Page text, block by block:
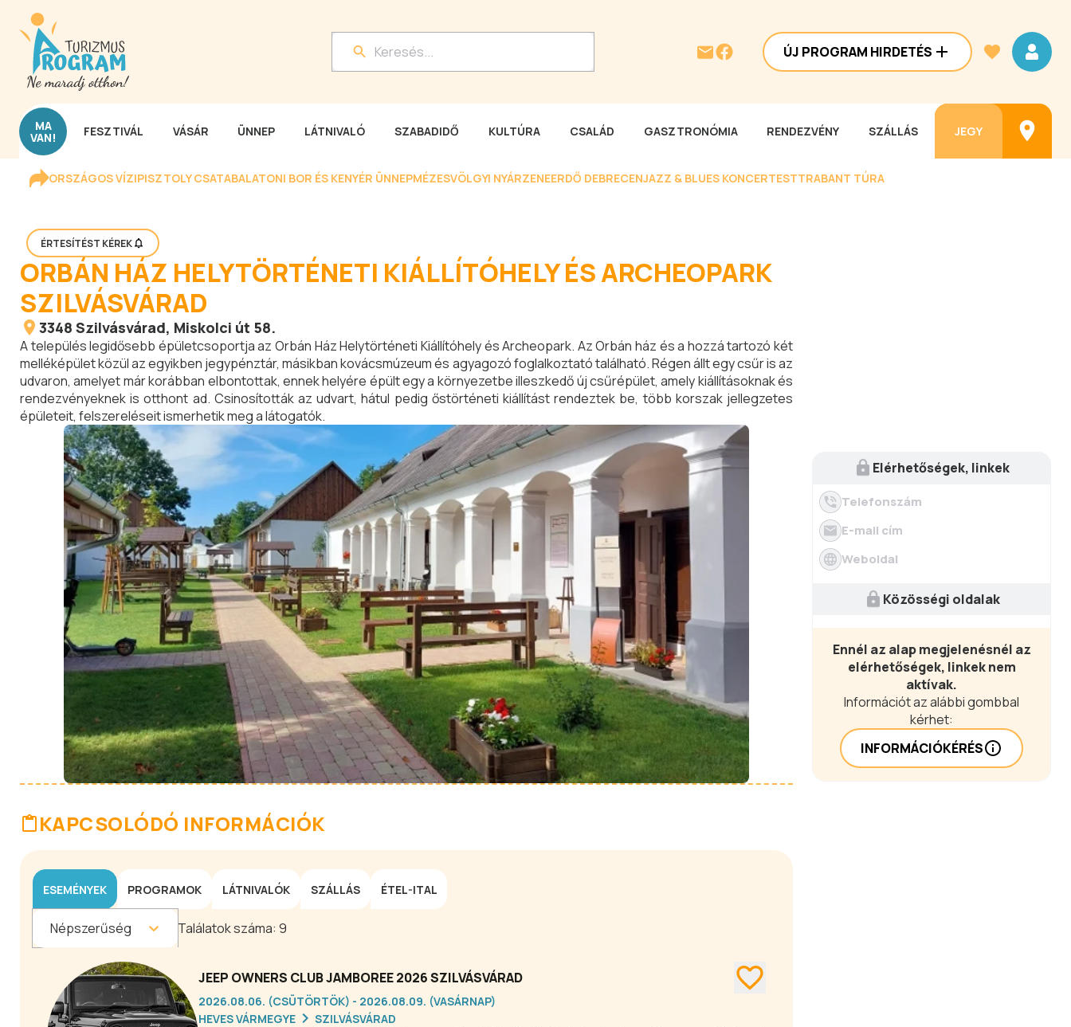
ÚJ PROGRAM HIRDETÉS
MA
VAN! FESZTIVÁL VÁSÁR ÜNNEP LÁTNIVALÓ SZABADIDŐ KULTÚRA CSALÁD GASZTRONÓMIA RENDEZVÉNY SZÁLLÁS JEGY
ORSZÁGOS VÍZIPISZTOLY CSATABALATONI BOR ÉS KENYÉR ÜNNEPMÉZESVÖLGYI NYÁRZENEERDŐ DEBRECENJAZZ & BLUES KONCERTESTTRABANT TÚRA
ÉRTESÍTÉST KÉREK
ORBÁN HÁZ HELYTÖRTÉNETI KIÁLLÍTÓHELY ÉS ARCHEOPARK
SZILVÁSVÁRAD
3348 Szilvásvárad, Miskolci út 58.
A település legidősebb épületcsoportja az Orbán Ház Helytörténeti Kiállítóhely és Archeopark. Az Orbán ház és a hozzá tartozó két
melléképület közül az egyikben jegypénztár, másikban kovácsmúzeum és agyagozó foglalkoztató található. Régen állt egy csűr is az
udvaron, amelyet már korábban elbontottak, ennek helyére épült egy a környezetbe illeszkedő új csűrépület, amely kiállításoknak és
rendezvényeknek is otthont ad. Csinosították az udvart, hátul pedig őstörténeti kiállítást rendeztek be, több korszak jellegzetes
épületeit, felszereléseit ismerhetik meg a látogatók.
KAPCSOLÓDÓ INFORMÁCIÓK
ESEMÉNYEK PROGRAMOK LÁTNIVALÓK SZÁLLÁS ÉTEL-ITAL
Népszerűség Találatok száma: 9
JEEP OWNERS CLUB JAMBOREE 2026 SZILVÁSVÁRAD
2026.08.06. (CSÜTÖRTÖK) - 2026.08.09. (VASÁRNAP)
HEVES VÁRMEGYE
SZILVÁSVÁRAD
Elérhetőségek, linkek
Telefonszám
E-mail cím
Weboldal
Közösségi oldalak
Ennél az alap megjelenésnél az
elérhetőségek, linkek nem
aktívak.
Információt az alábbi gombbal
kérhet:
INFORMÁCIÓKÉRÉS